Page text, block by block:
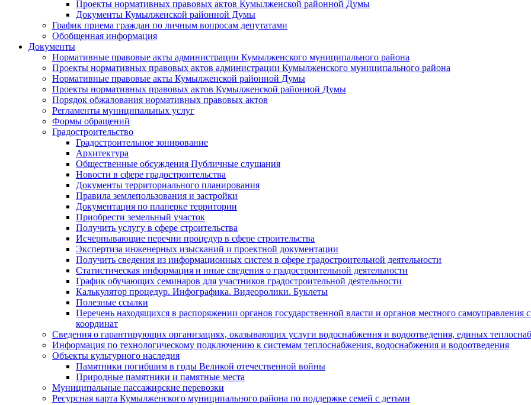
Проекты нормативных правовых актов Кумылженской районной Думы
Документы Кумылженской районной Думы
График приема граждан по личным вопросам депутатами
Обобщенная информация
Документы
Нормативные правовые акты администрации Кумылженского муниципального района
Проекты нормативных правовых актов администрации Кумылженского муниципального района
Нормативные правовые акты Кумылженской районной Думы
Проекты нормативных правовых актов Кумылженской районной Думы
Порядок обжалования нормативных правовых актов
Регламенты муниципальных услуг
Формы обращений
Градостроительство
Градостроительное зонирование
Архитектура
Общественные обсуждения Публичные слушания
Новости в сфере градостроительства
Документы территориального планирования
Правила землепользования и застройки
Документация по планерке территории
Приобрести земельный участок
Получить услугу в сфере строительства
Исчерпывающие перечни процедур в сфере строительства
Экспертиза инженерных изысканий и проектной документации
Получить сведения из информационных систем в сфере градостроительной деятельности
Статистическая информация и иные сведения о градостроительной деятельности
График обучающих семинаров для участников градостроительной деятельности
Калькулятор процедур. Инфографика. Видеоролики. Буклеты
Полезные ссылки
Перечень находящихся в распоряжении органов государственной власти и органов местного
координат
Сведения о гарантирующих организациях, оказывающих услуги водоснабжения и водоотведения, единых
Информация по технологическому подключению к системам теплоснабжения, водоснабжения и водоотведения
Объекты культурного наследия
Памятники погибшим в годы Великой отечественной войны
Природные памятники и памятные места
Муниципальные пассажирские перевозки
Ресурсная карта Кумылженского муниципального района по поддержке семей с детьми